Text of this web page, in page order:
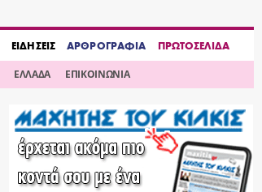
ΕΙΔΗΣΕΙΣ ΑΡΘΡΟΓΡΑΦΙΑ ΠΡΩΤΟΣΕΛΙΔΑ
ΕΛΛΑΔΑ ΕΠΙΚΟΙΝΩΝΙΑ